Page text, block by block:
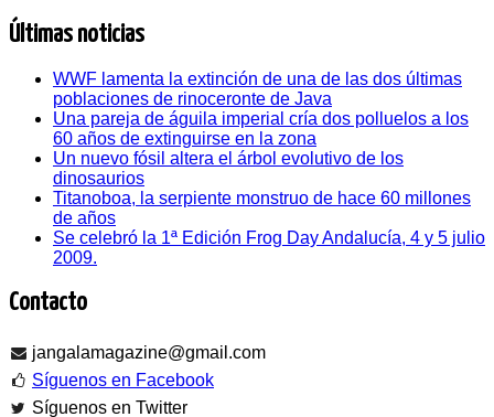
Últimas noticias
WWF lamenta la extinción de una de las dos últimas
poblaciones de rinoceronte de Java
Una pareja de águila imperial cría dos polluelos a los
60 años de extinguirse en la zona
Un nuevo fósil altera el árbol evolutivo de los
dinosaurios
Titanoboa, la serpiente monstruo de hace 60 millones
de años
Se celebró la 1ª Edición Frog Day Andalucía, 4 y 5 julio
2009.
Contacto
jangalamagazine@gmail.com
Síguenos en Facebook
Síguenos en Twitter